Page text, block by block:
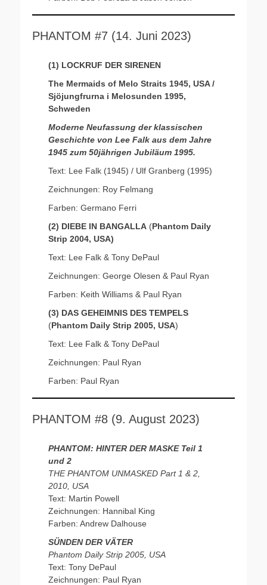
PHANTOM #7 (14. Juni 2023)
(1) LOCKRUF DER SIRENEN
The Mermaids of Melo Straits 1945, USA /
Sjöjungfrurna i Melosunden 1995,
Schweden
Moderne Neufassung der klassischen
Geschichte von Lee Falk aus dem Jahre
1945 zum 50jährigen Jubiläum 1995.
Text: Lee Falk (1945) / Ulf Granberg (1995)
Zeichnungen: Roy Felmang
Farben: Germano Ferri
(2) DIEBE IN BANGALLA (Phantom Daily
Strip 2004, USA)
Text: Lee Falk & Tony DePaul
Zeichnungen: George Olesen & Paul Ryan
Farben: Keith Williams & Paul Ryan
(3) DAS GEHEIMNIS DES TEMPELS
(Phantom Daily Strip 2005, USA)
Text: Lee Falk & Tony DePaul
Zeichnungen: Paul Ryan
Farben: Paul Ryan
PHANTOM #8 (9. August 2023)
PHANTOM: HINTER DER MASKE Teil 1
und 2
THE PHANTOM UNMASKED Part 1 & 2,
2010, USA
Text: Martin Powell
Zeichnungen: Hannibal King
Farben: Andrew Dalhouse
SÜNDEN DER VÄTER
Phantom Daily Strip 2005, USA
Text: Tony DePaul
Zeichnungen: Paul Ryan